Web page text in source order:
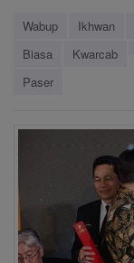
Wabup Ikhwan
Biasa
Kwarcab
Paser